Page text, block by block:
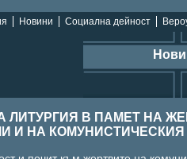
Новини Социална дейност
В ПАМЕТ НА
И НА